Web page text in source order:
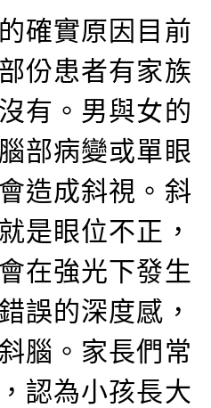
確實原因目前
份患者有家族
有。男與女的
部病變或單眼
造成斜視。斜
是眼位不正，
在強光下發生
誤的深度感，
腦。家長們常
認為小孩長大